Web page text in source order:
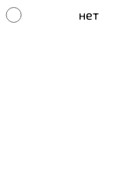
нет